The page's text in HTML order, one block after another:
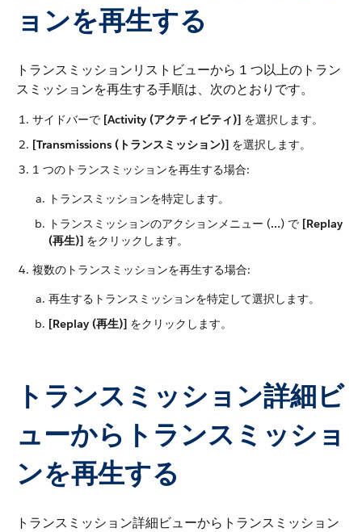
ョンを再生する
トランスミッションリストビューから 1 つ以上のトラン
スミッションを再生する手順は、次のとおりです。
サイドバーで ​ [Activity (アクティビティ)] ​ を選択します。
[Transmissions (トランスミッション)] ​ を選択します。
1 つのトランスミッションを再生する場合:
トランスミッションを特定します。
トランスミッションのアクションメニュー (​…​​) で ​ [Replay
(再生)] ​ をクリックします。
複数のトランスミッションを再生する場合:
再生するトランスミッションを特定して選択します。
[Replay (再生)] ​ をクリックします。
トランスミッション詳細ビ
ューからトランスミッショ
ンを再生する
トランスミッション詳細ビューからトランスミッション